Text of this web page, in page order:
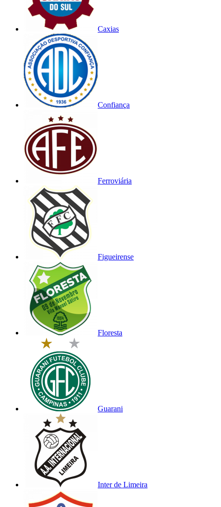
Caxias
Confiança
Ferroviária
Figueirense
Floresta
Guarani
Inter de Limeira